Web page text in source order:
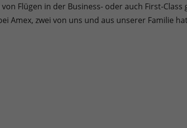
Flügen in der Business- oder auch First-
Amex, zwei von uns und aus unserer Familie